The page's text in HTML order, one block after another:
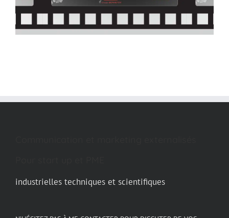
industrielles techniques et scientifiques